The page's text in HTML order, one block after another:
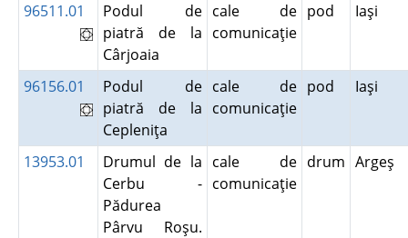
96511.01
Podul de
piatră de la
Cârjoaia
cale de
comunicaţie
pod Iaşi
96156.01
Podul de
piatră de la
Cepleniţa
cale de
comunicaţie
pod Iaşi
13953.01
Drumul de la
Cerbu -
Pădurea
Pârvu Roşu.
cale de
comunicaţie
drum Argeş